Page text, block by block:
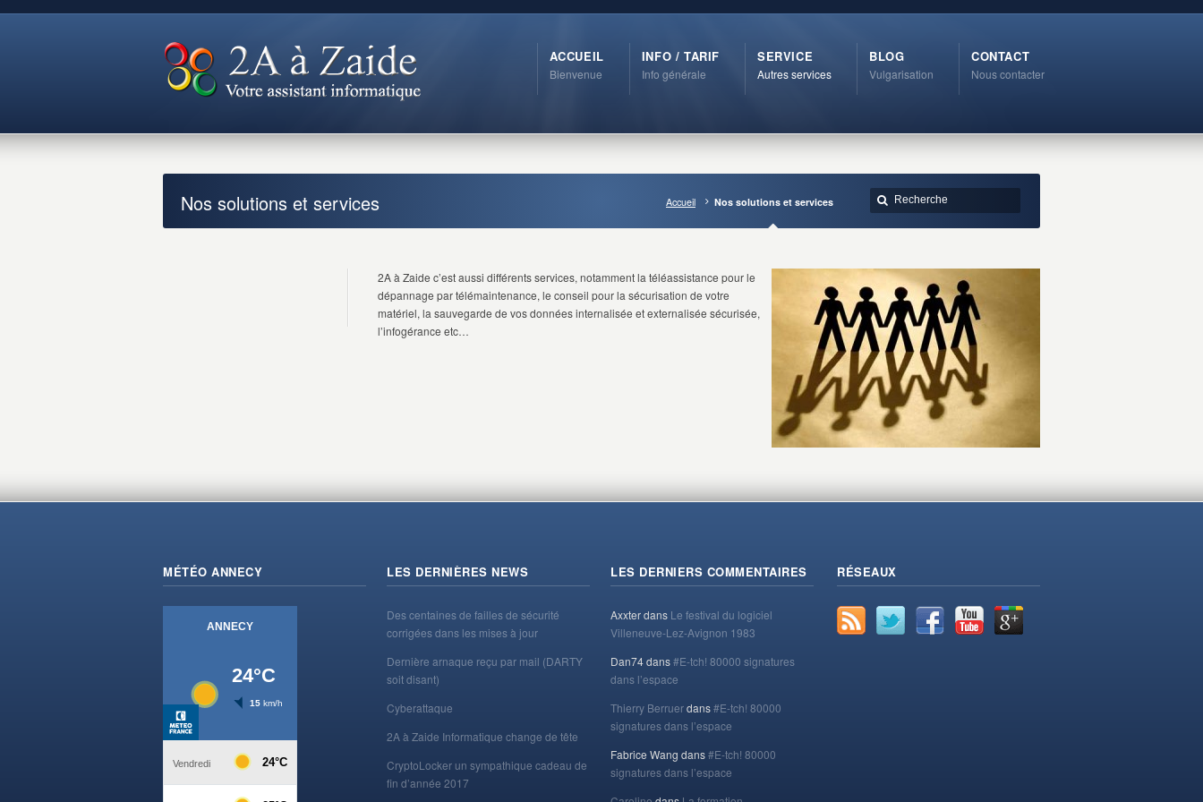
ACCUEIL
Bienvenue
INFO / TARIF
Info générale
SERVICE
Autres services
BLOG
Vulgarisation
CONTACT
Nous contacter
Nos solutions et services Accueil Nos solutions et services
2A à Zaide c’est aussi différents services, notamment la téléassistance pour le
dépannage par télémaintenance, le conseil pour la sécurisation de votre
matériel, la sauvegarde de vos données internalisée et externalisée sécurisée,
l’infogérance etc…
MÉTÉO ANNECY LES DERNIÈRES NEWS
Des centaines de failles de sécurité
corrigées dans les mises à jour
Dernière arnaque reçu par mail (DARTY
soit disant)
Cyberattaque
2A à Zaide Informatique change de tête
CryptoLocker un sympathique cadeau de
fin d’année 2017
LES DERNIERS COMMENTAIRES
Axxterdans Le festival du logiciel
Villeneuve-Lez-Avignon 1983
Dan74dans#E-tch! 80000 signatures
dans l’espace
Thierry Berruerdans#E-tch! 80000
signatures dans l’espace
Fabrice Wang dans#E-tch! 80000
signatures dans l’espace
RÉSEAUX